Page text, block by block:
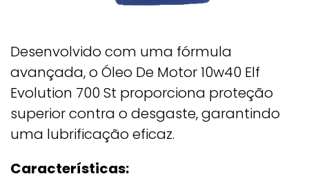
Desenvolvido com uma fórmula
avançada, o Óleo De Motor 10w40 Elf
Evolution 700 St proporciona proteção
superior contra o desgaste, garantindo
uma lubrificação eficaz.
Características: